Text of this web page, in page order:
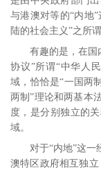
与港澳对等的“内地
陆的社会主义”之所谓
有趣的是，在国
协议”所谓“中华人
域，恰恰是“一国两
两制”理论和两基本
度，是分别独立的
域。
对于“内地”这一
澳特区政府相互独